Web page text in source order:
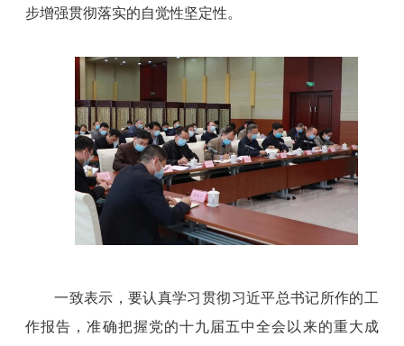
步增强贯彻落实的自觉性坚定性。
一致表示，要认真学习贯彻习近平总书记所作的工
作报告，准确把握党的十九届五中全会以来的重大成